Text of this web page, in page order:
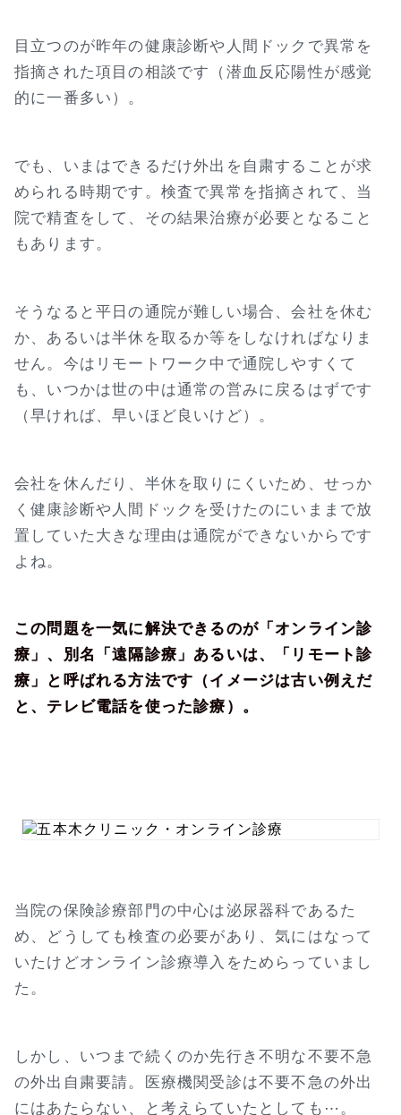
目立つのが昨年の健康診断や人間ドックで異常を
指摘された項目の相談です（潜血反応陽性が感覚
的に一番多い）。
でも、いまはできるだけ外出を自粛することが求
められる時期です。検査で異常を指摘されて、当
院で精査をして、その結果治療が必要となること
もあります。
そうなると平日の通院が難しい場合、会社を休む
か、あるいは半休を取るか等をしなければなりま
せん。今はリモートワーク中で通院しやすくて
も、いつかは世の中は通常の営みに戻るはずです
（早ければ、早いほど良いけど）。
会社を休んだり、半休を取りにくいため、せっか
く健康診断や人間ドックを受けたのにいままで放
置していた大きな理由は通院ができないからです
よね。
この問題を一気に解決できるのが「オンライン診
療」、別名「遠隔診療」あるいは、「リモート診
療」と呼ばれる方法です（イメージは古い例えだ
と、テレビ電話を使った診療）。
当院の保険診療部門の中心は泌尿器科であるた
め、どうしても検査の必要があり、気にはなって
いたけどオンライン診療導入をためらっていまし
た。
しかし、いつまで続くのか先行き不明な不要不急
の外出自粛要請。医療機関受診は不要不急の外出
にはあたらない、と考えらていたとしても⋯。